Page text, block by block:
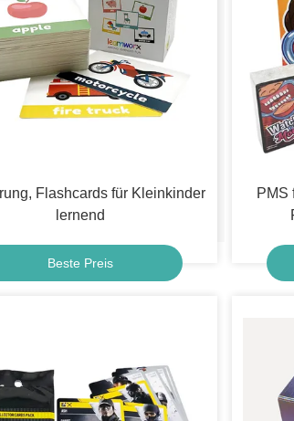
Flashcards für Kleinkinder
lernend
Beste Preis
PMS